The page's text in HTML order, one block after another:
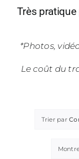
Très
*Photos,
Le coût du
Trier par